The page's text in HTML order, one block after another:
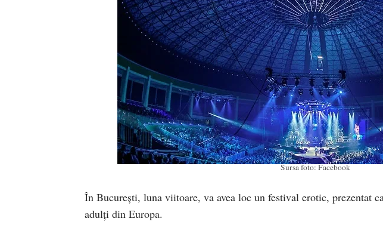
Sursa foto: Facebook
În București, luna viitoare, va avea loc un festival erotic, prezentat
adulți din Europa.